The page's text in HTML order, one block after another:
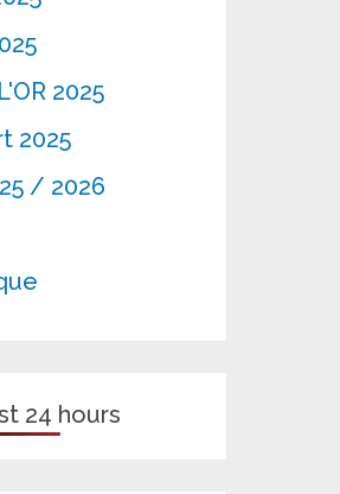
2025
2025
/ 2026
24 hours